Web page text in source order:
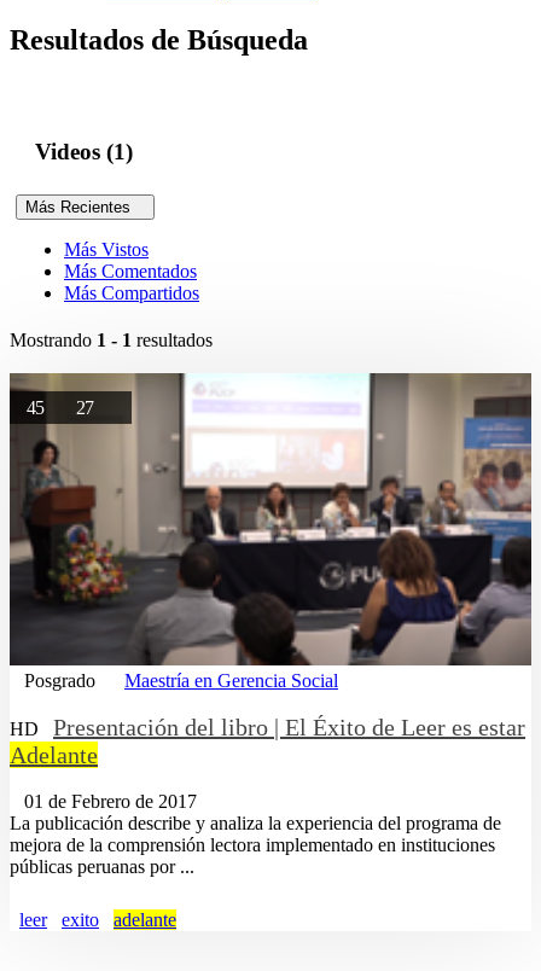
Resultados de Búsqueda
Videos (1)
Más Recientes
Más Vistos
Más Comentados
Más Compartidos
Mostrando 1 - 1 resultados
45 27
Posgrado Maestría en Gerencia Social
HD
Presentación del libro | El Éxito de Leer es estar
Adelante
01 de Febrero de 2017
La publicación describe y analiza la experiencia del programa de
mejora de la comprensión lectora implementado en instituciones
públicas peruanas por ...
leer exito adelante